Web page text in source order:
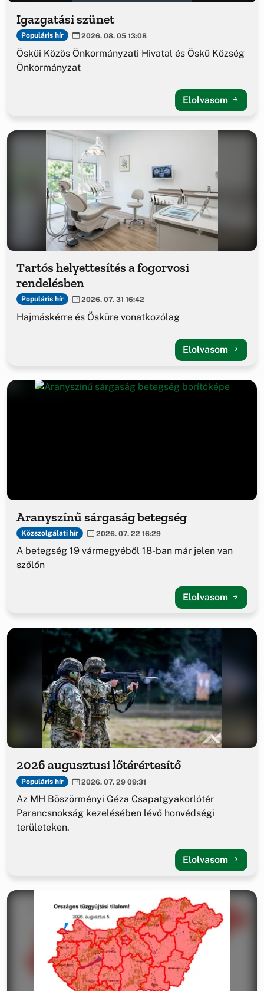
Igazgatási szünet
Populáris hír 2026. 08. 05 13:08
Ösküi Közös Önkormányzati Hivatal és Öskü Község
Önkormányzat
Elolvasom
Tartós helyettesítés a fogorvosi
rendelésben
Populáris hír 2026. 07. 31 16:42
Hajmáskérre és Ösküre vonatkozólag
Elolvasom
Aranyszínű sárgaság betegség
Közszolgálati hír 2026. 07. 22 16:29
A betegség 19 vármegyéből 18-ban már jelen van
szőlőn
Elolvasom
2026 augusztusi lőtérértesítő
Populáris hír 2026. 07. 29 09:31
Az MH Böszörményi Géza Csapatgyakorlótér
Parancsnokság kezelésében lévő honvédségi
területeken.
Elolvasom